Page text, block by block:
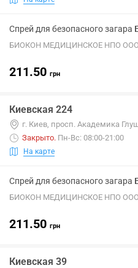
Спрей для безопасного
БИОКОН МЕДИЦИНСКОЕ НПО ООО
211.50 грн
Киевская 224
г. Киев, просп. Академика
Закрыто. Пн-Вс: 08:00-21:00
На карте
Спрей для безопасного
БИОКОН МЕДИЦИНСКОЕ НПО ООО
211.50 грн
Киевская 39